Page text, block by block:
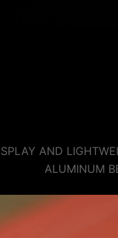
AND
ALUMINUM